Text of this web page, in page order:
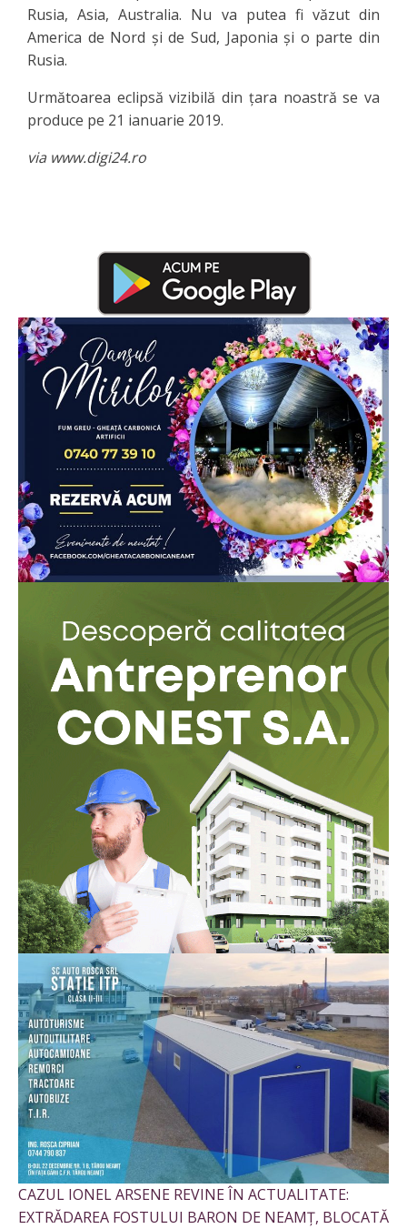
Rusia, Asia, Australia. Nu va putea fi văzut din
America de Nord și de Sud, Japonia și o parte din
Rusia.
Următoarea eclipsă vizibilă din țara noastră se va
produce pe 21 ianuarie 2019.
via www.digi24.ro
CAZUL IONEL ARSENE REVINE ÎN ACTUALITATE:
EXTRĂDAREA FOSTULUI BARON DE NEAMȚ, BLOCATĂ